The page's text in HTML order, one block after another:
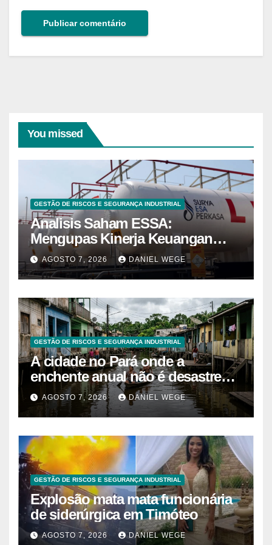
You missed
GESTÃO DE RISCOS E SEGURANÇA INDUSTRIAL
Analisis Saham ESSA:
Mengupas Kinerja Keuangan
ESSA Semester I 2026
AGOSTO 7, 2026 DANIEL WEGE
GESTÃO DE RISCOS E SEGURANÇA INDUSTRIAL
A cidade no Pará onde a
enchente anual não é desastre
mas calendário, as casas são
projetadas com o primeiro andar
descartável, o comércio sobe as
prateleiras 1,5 metro toda vez que
o rio avisa, e o pedreiro que
constrói nessa lógica há 40 anos
explica que a argamassa de baixo
é propositalmente mais fraca
para que a água quebre só o que
precisa ser quebrado
AGOSTO 7, 2026 DANIEL WEGE
GESTÃO DE RISCOS E SEGURANÇA INDUSTRIAL
Explosão mata mata funcionária
de siderúrgica em Timóteo
AGOSTO 7, 2026 DANIEL WEGE